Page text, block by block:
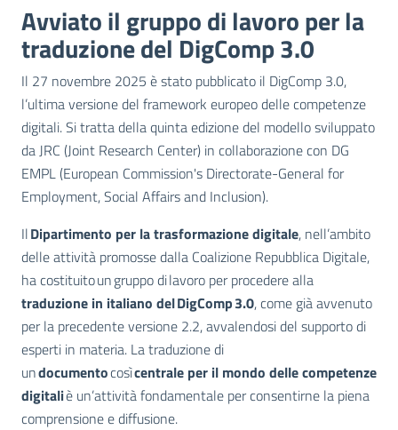
Avviato il gruppo di lavoro per la
traduzione del DigComp 3.0
Il 27 novembre 2025 è stato pubblicato il DigComp 3.0,
l’ultima versione del framework europeo delle competenze
digitali. Si tratta della quinta edizione del modello sviluppato
da JRC (Joint Research Center) in collaborazione con DG
EMPL (European Commission's Directorate-General for
Employment, Social Affairs and Inclusion).
IlDipartimento per la trasformazione digitale, nell’ambito
delle attività promosse dalla Coalizione Repubblica Digitale,
ha costituito un gruppo di lavoro per procedere alla
traduzione in italiano del DigComp 3.0, come già avvenuto
per la precedente versione 2.2, avvalendosi del supporto di
esperti in materia. La traduzione di
undocumentocosìcentrale per il mondo delle competenze
digitaliè un’attività fondamentale per consentirne la piena
comprensione e diffusione.